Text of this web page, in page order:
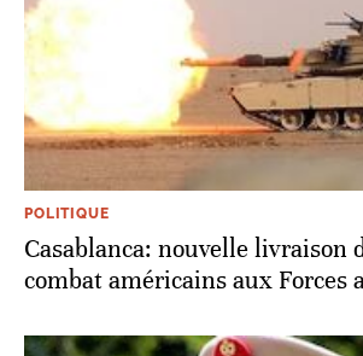
POLITIQUE
Casablanca: nouvelle livraison
combat américains aux Forces